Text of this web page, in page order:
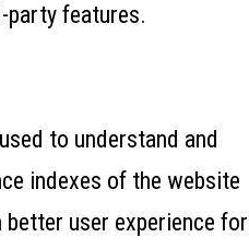
party features.
to understand and
indexes of the website
user experience for